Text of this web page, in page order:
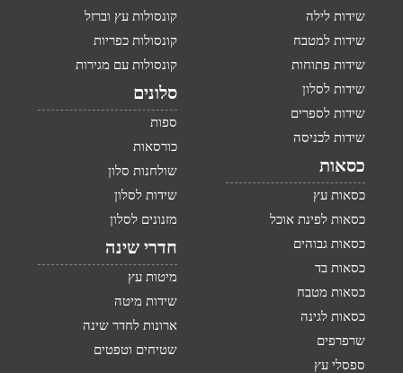
שידות לילה
שידות למטבח
שידות פתוחות
שידות לסלון
שידות לספרים
שידות לכניסה
כסאות
כסאות עץ
כסאות לפינת אוכל
כסאות גבוהים
כסאות בד
כסאות מטבח
כסאות לגינה
שרפרפים
ספסלי עץ
קונסולות עץ וברזל
קונסולות כפריות
קונסולות עם מגירות
סלונים
ספות
כורסאות
שולחנות סלון
שידות לסלון
מזנונים לסלון
חדרי שינה
מיטות עץ
שידות מיטה
ארונות לחדר שינה
שטיחים וטפטים